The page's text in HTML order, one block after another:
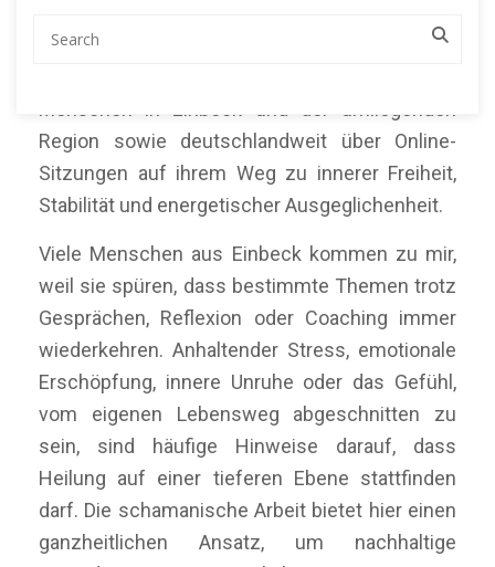
Ebene erreicht?
Region sowie deutschlandweit über Online-
Sitzungen auf ihrem Weg zu innerer Freiheit,
Stabilität und energetischer Ausgeglichenheit.
Viele Menschen aus Einbeck kommen zu mir,
weil sie spüren, dass bestimmte Themen trotz
Gesprächen, Reflexion oder Coaching immer
wiederkehren. Anhaltender Stress, emotionale
Erschöpfung, innere Unruhe oder das Gefühl,
vom eigenen Lebensweg abgeschnitten zu
sein, sind häufige Hinweise darauf, dass
Heilung auf einer tieferen Ebene stattfinden
darf. Die schamanische Arbeit bietet hier einen
ganzheitlichen Ansatz, um nachhaltige